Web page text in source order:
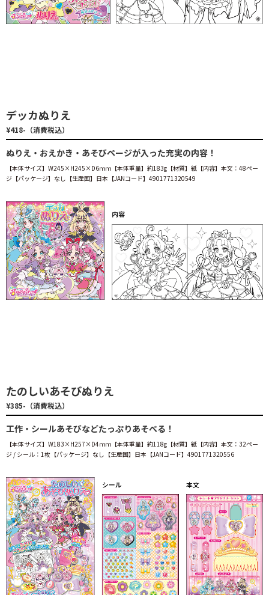
デッカぬりえ
¥418-（消費税込）
ぬりえ・おえかき・あそびページが入った充実の内容！
【本体サイズ】W245×H245×D6ｍｍ【本体重量】約183g【材質】紙【内容】本文：48ペー
ジ【パッケージ】なし【生産国】日本【JANコード】4901771320549
たのしいあそびぬりえ
¥385-（消費税込）
工作・シールあそびなどたっぷりあそべる！
【本体サイズ】W183×H257×D4ｍｍ【本体重量】約118g【材質】紙【内容】本文：32ペー
ジ / シール：1枚【パッケージ】なし【生産国】日本【JANコード】4901771320556